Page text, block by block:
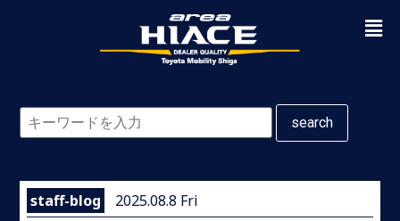
search
staff-blog 2025.08.8 Fri